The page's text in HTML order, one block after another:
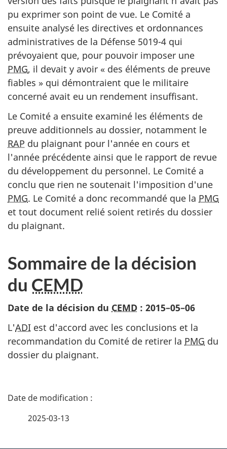
pu exprimer son point de vue. Le Comité a
ensuite analysé les directives et ordonnances
administratives de la Défense 5019-4 qui
prévoyaient que, pour pouvoir imposer une
PMG, il devait y avoir « des éléments de preuve
fiables » qui démontraient que le militaire
concerné avait eu un rendement insuffisant.
Le Comité a ensuite examiné les éléments de
preuve additionnels au dossier, notamment le
RAP du plaignant pour l'année en cours et
l'année précédente ainsi que le rapport de revue
du développement du personnel. Le Comité a
conclu que rien ne soutenait l'imposition d'une
PMG. Le Comité a donc recommandé que la PMG
et tout document relié soient retirés du dossier
du plaignant.
Sommaire de la décision
du CEMD
Date de la décision du CEMD : 2015–05–06
L'ADI est d'accord avec les conclusions et la
recommandation du Comité de retirer la PMG du
dossier du plaignant.
D
2025-03-13